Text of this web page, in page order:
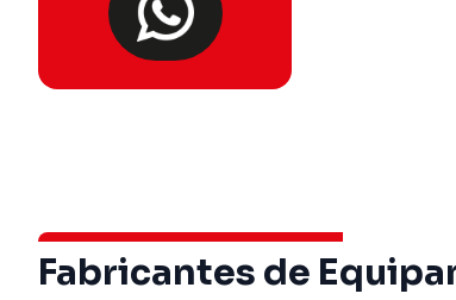
Fabricantes de